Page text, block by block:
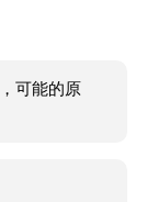
可能的原